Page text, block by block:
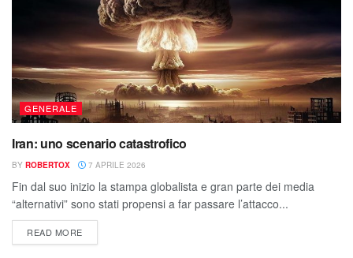
GENERALE
Iran: uno scenario catastrofico
BY ROBERTOX 7 APRILE 2026
Fin dal suo inizio la stampa globalista e gran parte dei media
“alternativi” sono stati propensi a far passare l’attacco...
READ MORE